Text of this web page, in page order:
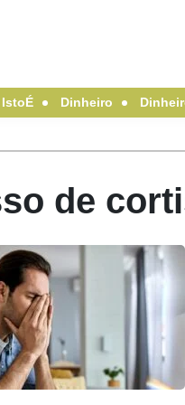
IstoÉ Dinheiro
de